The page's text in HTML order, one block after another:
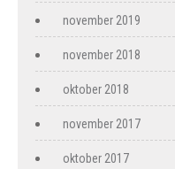
november 2019
november 2018
oktober 2018
november 2017
oktober 2017